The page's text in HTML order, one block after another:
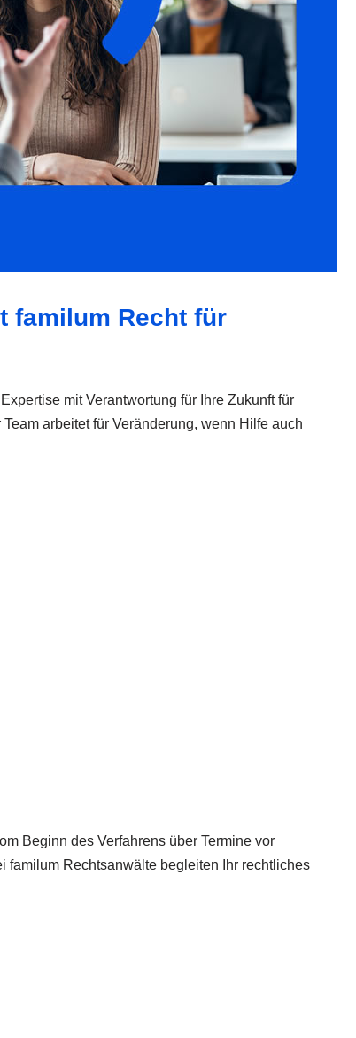
familum Recht für
mit Verantwortung für Ihre Zukunft für
arbeitet für Veränderung, wenn Hilfe auch
Beginn des Verfahrens über Termine vor
familum Rechtsanwälte begleiten Ihr rechtliches